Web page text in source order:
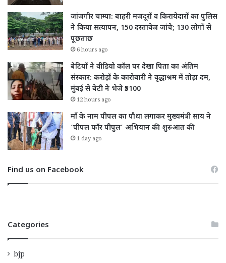
जांजगीर चाम्पा: बाहरी मजदूरों व किरायेदारों का पुलिस
ने किया सत्यापन, 150 दस्तावेज जांचे; 130 लोगों से
पूछताछ
6 hours ago
बेटियों ने वीडियो कॉल पर देखा पिता का अंतिम
संस्कार: करोड़ों के कारोबारी ने वृद्धाश्रम में तोड़ा दम,
मुंबई से बेटी ने भेजे ₹5100
12 hours ago
माँ के नाम पीपल का पौधा लगाकर मुख्यमंत्री साय ने
‘पीपल फॉर पीपुल’ अभियान की शुरुआत की
1 day ago
Find us on Facebook
Categories
bjp